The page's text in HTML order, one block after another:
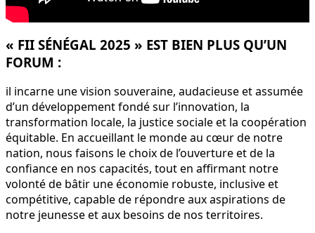
« FII SÉNÉGAL 2025 » EST BIEN PLUS QU’UN
FORUM :
il incarne une vision souveraine, audacieuse et assumée
d’un développement fondé sur l’innovation, la
transformation locale, la justice sociale et la coopération
équitable. En accueillant le monde au cœur de notre
nation, nous faisons le choix de l’ouverture et de la
confiance en nos capacités, tout en affirmant notre
volonté de bâtir une économie robuste, inclusive et
compétitive, capable de répondre aux aspirations de
notre jeunesse et aux besoins de nos territoires.